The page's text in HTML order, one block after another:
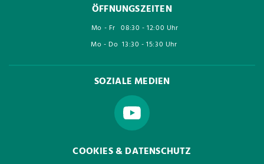
ÖFFNUNGSZEITEN
Mo - Fr 08:30 - 12:00 Uhr
Mo - Do 13:30 - 15:30 Uhr
SOZIALE MEDIEN
COOKIES & DATENSCHUTZ